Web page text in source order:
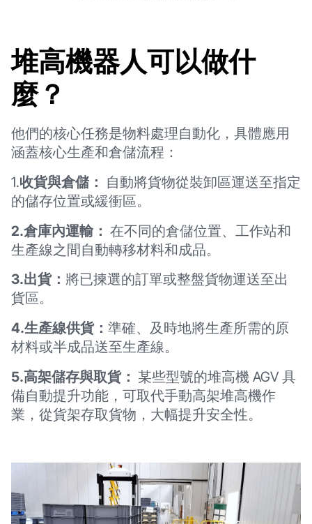
堆高機器人可以做什
麼？
他們的核心任務是物料處理自動化，具體應用
涵蓋核心生產和倉儲流程：
1.收貨與倉儲： 自動將貨物從裝卸區運送至指定
的儲存位置或緩衝區。
2.倉庫內運輸： 在不同的倉儲位置、工作站和
生產線之間自動轉移材料和成品。
3.出貨： 將已揀選的訂單或整盤貨物運送至出
貨區。
4.生產線供貨： 準確、及時地將生產所需的原
材料或半成品送至生產線。
5.高架儲存與取貨： 某些型號的堆高機 AGV 具
備自動提升功能，可取代手動高架堆高機作
業，從貨架存取貨物，大幅提升安全性。